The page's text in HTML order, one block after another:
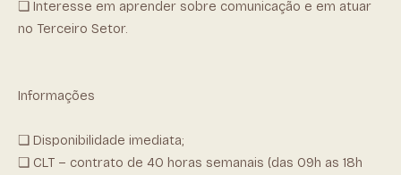
❏ Interesse em aprender sobre comunicação e em atuar
no Terceiro Setor.
Informações
❏ Disponibilidade imediata;
❏ CLT – contrato de 40 horas semanais (das 09h as 18h